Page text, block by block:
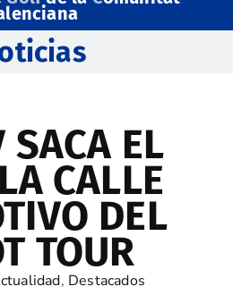
SACA EL
CALLE
DEL
TOUR
, Destacados